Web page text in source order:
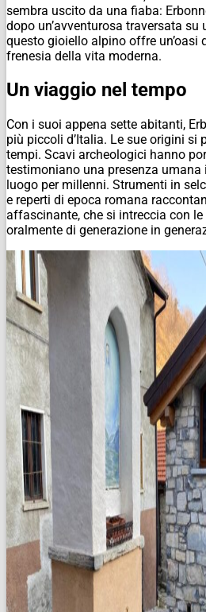
sembra uscito da una fiaba:
dopo un’avventurosa traversata su
questo gioiello alpino offre un’oasi
frenesia della vita moderna.
Un viaggio nel tempo
Con i suoi appena sette abitanti,
più piccoli d’Italia. Le sue origini si
tempi. Scavi archeologici hanno
testimoniano una presenza
luogo per millenni. Strumenti in
e reperti di epoca romana
affascinante, che si intreccia con
oralmente di generazione in